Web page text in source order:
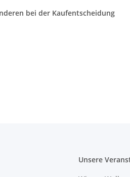
bei der Kaufentscheidung
Unsere